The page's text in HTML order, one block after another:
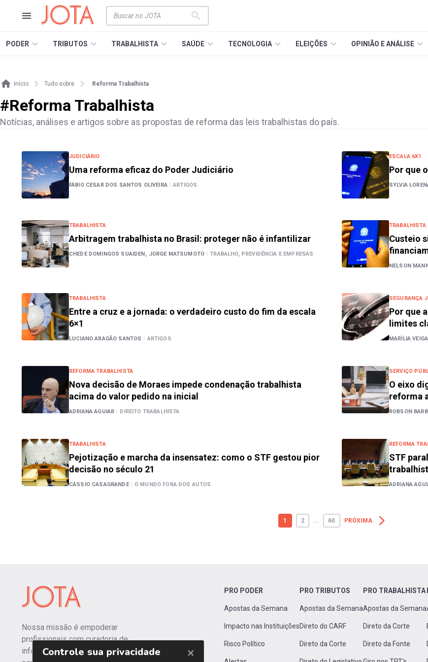
PODER TRIBUTOS TRABALHISTA SAÚDE TECNOLOGIA ELEIÇÕES OPINIÃO E ANÁLISE
Início Tudo sobre Reforma Trabalhista
#Reforma Trabalhista
Notícias, análises e artigos sobre as propostas de reforma das leis trabalhistas do país.
JUDICIÁRIO
Uma reforma eficaz do Poder Judiciário
FÁBIO CESAR DOS SANTOS OLIVEIRA | ARTIGOS
ESCALA 6X1
Por que
SYLVIA
TRABALHISTA
Arbitragem trabalhista no Brasil: proteger não é infantilizar
CHEDE DOMINGOS SUAIDEN, JORGE MATSUMOTO | TRABALHO, PREVIDÊNCIA E EMPRESAS
TRABALHISTA
Custeio
NELSON
TRABALHISTA
Entre a cruz e a jornada: o verdadeiro custo do fim da escala
6×1
LUCIANO ARAGÃO SANTOS | ARTIGOS
SEGURANÇA
Por que
limites
MARÍLIA
REFORMA TRABALHISTA
Nova decisão de Moraes impede condenação trabalhista
acima do valor pedido na inicial
ADRIANA AGUIAR | DIREITO TRABALHISTA
SERVIÇO
O eixo
reforma
ROBSON
TRABALHISTA
Pejotização e marcha da insensatez: como o STF gestou pior
decisão no século 21
CÁSSIO CASAGRANDE | O MUNDO FORA DOS AUTOS
REFORMA
STF
ADRIANA
1 2 ... 60 PRÓXIMA
Nossa missão é empoderar
profissionais com curadoria de
informações independentes e
PRO PODER
Apostas da Semana
Impacto nas Instituições
Risco Político
PRO TRIBUTOS
Apostas da Semana
Direto do CARF
Direto da Corte
PRO TRABALHISTA
Apostas da Semana
Direto da Corte
Direto da Fonte